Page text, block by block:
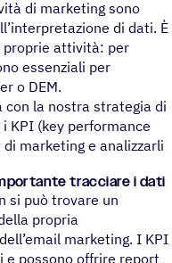
di marketing sono
di dati. È
proprie attività: per
essenziali per
o DEM.
con la nostra strategia di
KPI (key performance
marketing e analizzarli
trac­ciare i dati
si può trovare un
propria
marketing. I KPI
e possono offrire report